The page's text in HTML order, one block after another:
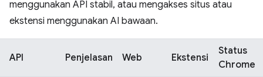
menggunakan API stabil, atau mengakses situs atau
ekstensi menggunakan AI bawaan.
API Penjelasan Web Ekstensi
Status
Chrome